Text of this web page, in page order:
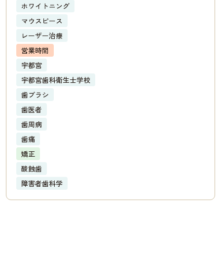
ホワイトニング
マウスピース
レーザー治療
営業時間
宇都宮
宇都宮歯科衛生士学校
歯ブラシ
歯医者
歯周病
歯痛
矯正
酸蝕歯
障害者歯科学